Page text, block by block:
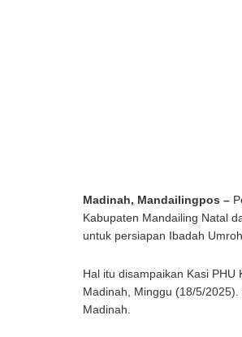
Madinah, Mandailingpos –
Kabupaten Mandailing Natal
untuk persiapan Ibadah
Hal itu disampaikan Kasi
Madinah, Minggu (18/5/
Madinah.